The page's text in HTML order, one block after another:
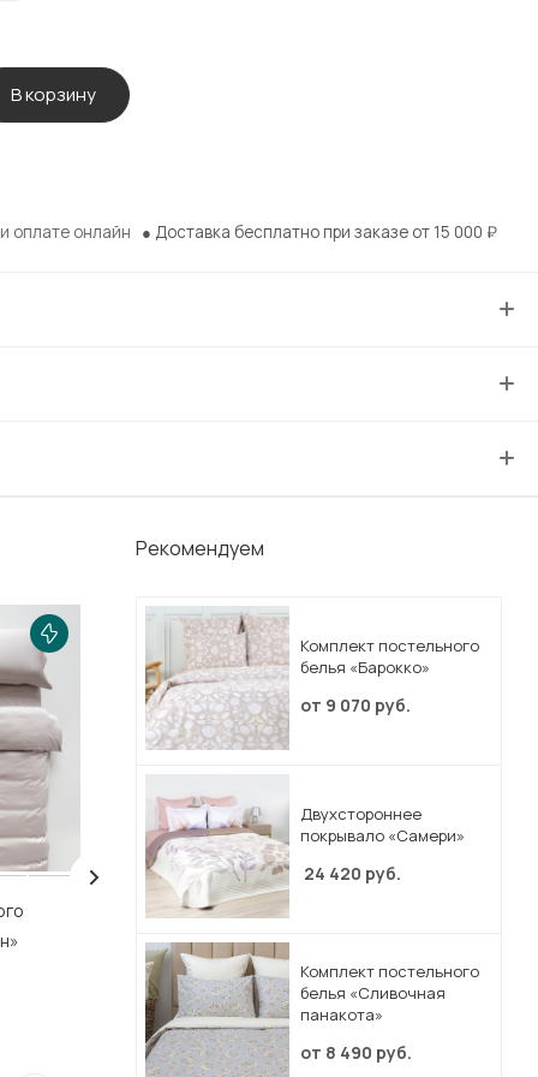
В корзину
оплате онлайн ● Доставка бесплатно при заказе от 15 000 ₽
Комплект постельного
белья «Луговые травы»
В наличии
ветром»
В наличии
от
Рекомендуем
Комплект постельного
белья «Барокко»
от 9 070 руб.
Двухстороннее
покрывало «Самери»
24 420 руб.
Комплект постельного
белья «Сливочная
панакота»
от 8 490 руб.